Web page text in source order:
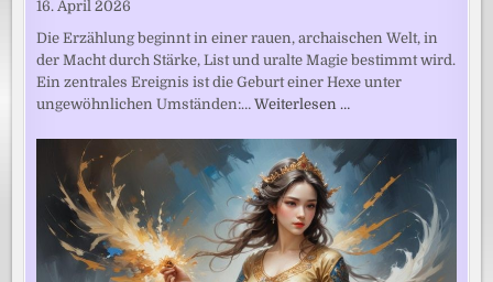
16. April 2026
Die Erzählung beginnt in einer rauen, archaischen Welt, in
der Macht durch Stärke, List und uralte Magie bestimmt wird.
Ein zentrales Ereignis ist die Geburt einer Hexe unter
ungewöhnlichen Umständen:…Weiterlesen …